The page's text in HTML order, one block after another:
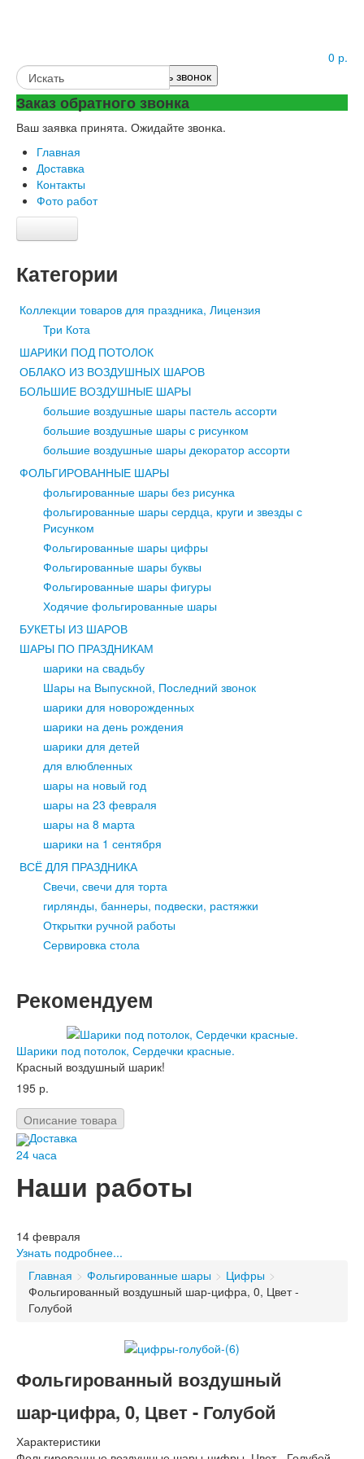
0 р.
+7 (499) 398-23-82
Заказать звонок
Заказ обратного звонка
Ваш заявка принята. Ожидайте звонка.
Главная
Доставка
Контакты
Фото работ
C рисунком
Фольгированные шары
Без рисунка
Сердца, Круги и Звезды
Цифры
Буквы
Фигуры
Ходячие
Шары по праздникам
На 8 марта
На 1 сентября
На свадьбу
На день рождения
Букеты из шаров
Bсе для праздника
баннеры, подвески, растяжки
Свечи для торта
Открытки ручной работы
Категории
Коллекции товаров для праздника, Лицензия
Три Кота
ШАРИКИ ПОД ПОТОЛОК
ОБЛАКО ИЗ ВОЗДУШНЫХ ШАРОВ
БОЛЬШИЕ ВОЗДУШНЫЕ ШАРЫ
большие воздушные шары пастель ассорти
большие воздушные шары с рисунком
большие воздушные шары декоратор ассорти
ФОЛЬГИРОВАННЫЕ ШАРЫ
фольгированные шары без рисунка
фольгированные шары сердца, круги и звезды с
Рисунком
Фольгированные шары цифры
Фольгированные шары буквы
Фольгированные шары фигуры
Ходячие фольгированные шары
БУКЕТЫ ИЗ ШАРОВ
ШАРЫ ПО ПРАЗДНИКАМ
шарики на свадьбу
Шары на Выпускной, Последний звонок
шарики для новорожденных
шарики на день рождения
шарики для детей
для влюбленных
шары на новый год
шары на 23 февраля
шары на 8 марта
шарики на 1 сентября
ВСЁ ДЛЯ ПРАЗДНИКА
Свечи, свечи для торта
гирлянды, баннеры, подвески, растяжки
Открытки ручной работы
Сервировка стола
Рекомендуем
Шарики под потолок, Сердечки красные.
Красный воздушный шарик!
195 р.
Описание товара
Доставка
24 часа
Наши работы
14 февраля
Узнать подробнее...
Главная > Фольгированные шары > Цифры >
Фольгированный воздушный шар-цифра, 0, Цвет -
Голубой
Фольгированный воздушный
шар-цифра, 0, Цвет - Голубой
Характеристики